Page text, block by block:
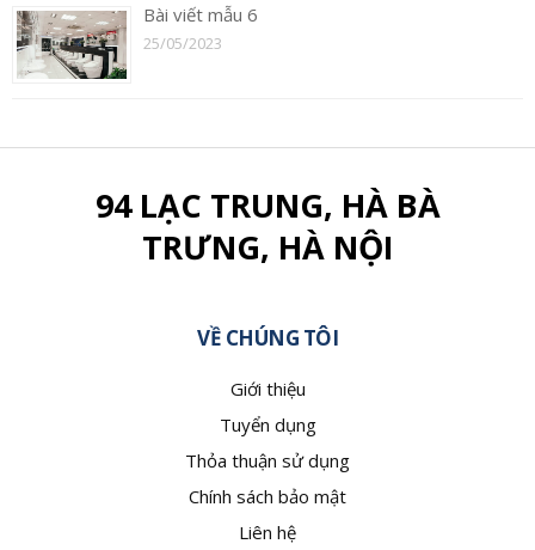
Bài viết mẫu 6
25/05/2023
94 LẠC TRUNG, HÀ BÀ
TRƯNG, HÀ NỘI
VỀ CHÚNG TÔI
Giới thiệu
Tuyển dụng
Thỏa thuận sử dụng
Chính sách bảo mật
Liên hệ